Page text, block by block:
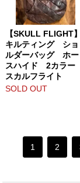
【SKULL FLIGHT】
キルティング ショ
ルダーバッグ ホー
スハイド 2カラー
スカルフライト
SOLD OUT
1 2